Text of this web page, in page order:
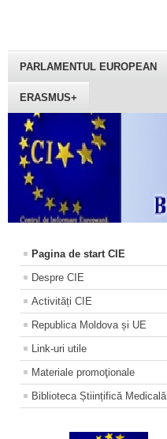
PARLAMENTUL EUROPEAN
ERASMUS+
Pagina de start CIE
Despre CIE
Activități CIE
Republica Moldova și UE
Link-uri utile
Materiale promoţionale
Biblioteca Științifică Medicală